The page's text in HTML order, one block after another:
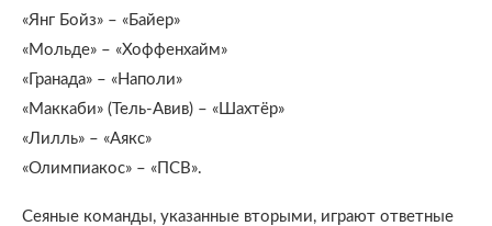
«Янг Бойз» – «Байер»
«Мольде» – «Хоффенхайм»
«Гранада» – «Наполи»
«Маккаби» (Тель-Авив) – «Шахтёр»
«Лилль» – «Аякс»
«Олимпиакос» – «ПСВ».
Сеяные команды, указанные вторыми, играют ответные